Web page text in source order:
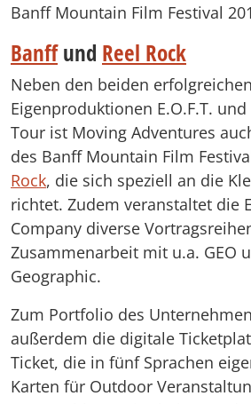
Banff Mountain Film Festival
Banffund Reel Rock
Neben den beiden erfolgreichen
Eigenproduktionen E.O.F.T.
Tour ist Moving Adventures
des Banff Mountain Film
Rock, die sich speziell an die
richtet. Zudem veranstaltet die
Company diverse
Zusammenarbeit mit u.a. GEO
Geographic.
Zum Portfolio des
außerdem die digitale
Ticket, die in fünf Sprachen
Karten für Outdoor